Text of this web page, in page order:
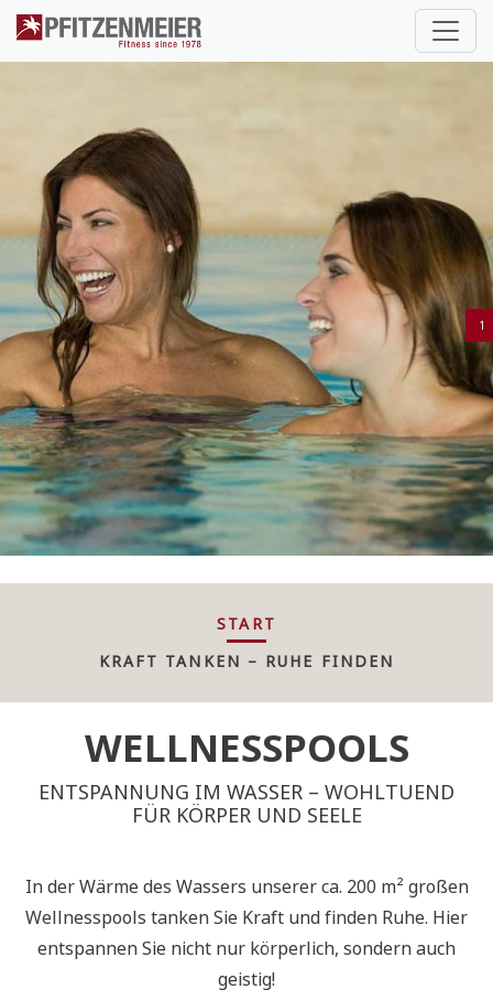
Pfitzenmeier
1
START
KRAFT TANKEN – RUHE FINDEN
WELLNESSPOOLS
ENTSPANNUNG IM WASSER – WOHLTUEND
FÜR KÖRPER UND SEELE
In der Wärme des Wassers unserer ca. 200 m² großen
Wellnesspools tanken Sie Kraft und finden Ruhe. Hier
entspannen Sie nicht nur körperlich, sondern auch
geistig!